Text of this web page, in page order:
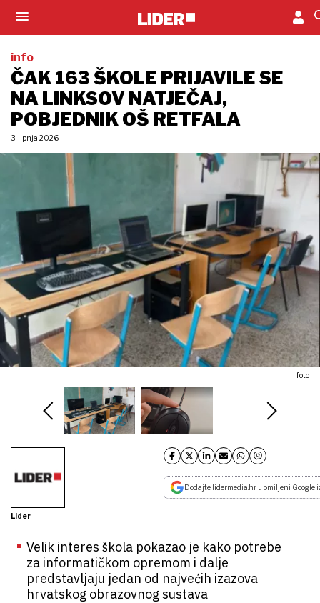
info
ČAK 163 ŠKOLE PRIJAVILE SE
NA LINKSOV NATJEČAJ,
POBJEDNIK OŠ RETFALA
3. lipnja 2026.
foto
Lider
Dodajte lidermedia.hr u omiljeni Google
Velik interes škola pokazao je kako potrebe
za informatičkom opremom i dalje
predstavljaju jedan od najvećih izazova
hrvatskog obrazovnog sustava